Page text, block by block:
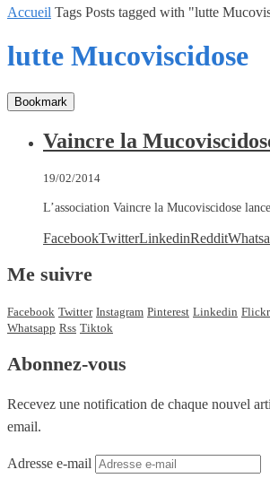
Accueil Tags Posts tagged with "lutte
lutte Mucoviscidose
Bookmark
Vaincre la
19/02/2014
L’association Vaincre la Mucoviscidose
FacebookTwitterLinkedinReddit
Me suivre
Facebook Twitter Instagram Pinterest Linkedin Flickr
Whatsapp Rss Tiktok
Abonnez-vous
Recevez une notification de chaque nouvel
email.
Adresse e-mail